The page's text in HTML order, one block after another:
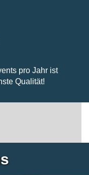
pro Jahr ist
Qualität!